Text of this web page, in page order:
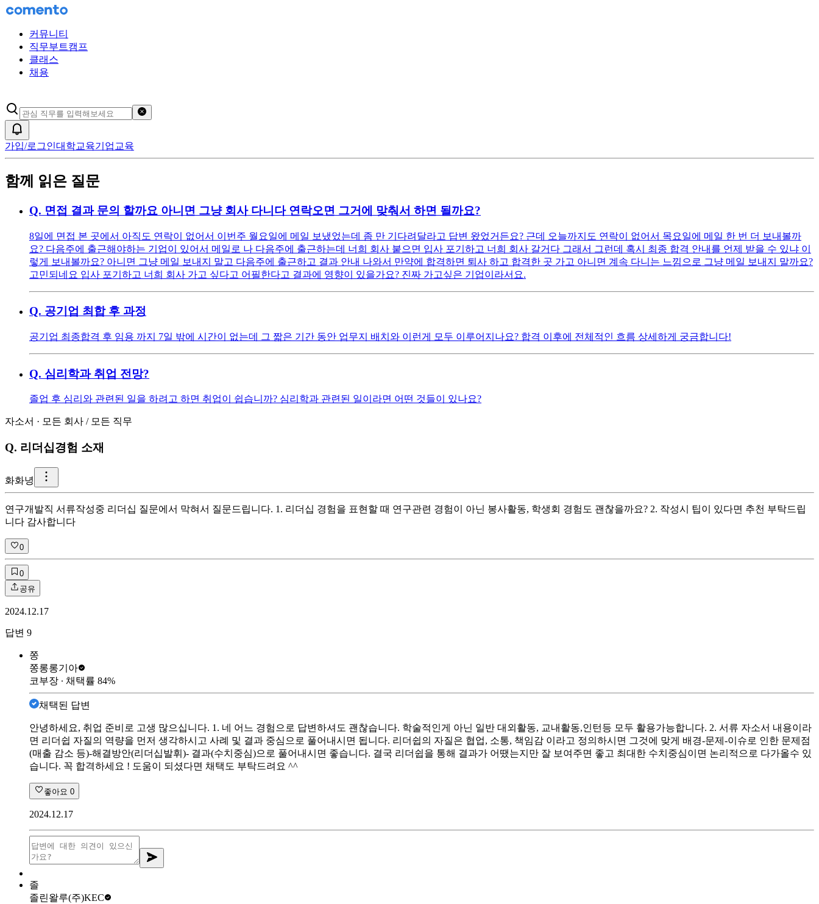
커뮤니티
직무부트캠프
클래스
채용
가입/로그인대학교육기업교육
함께 읽은 질문
Q. 면접 결과 문의 할까요 아니면 그냥 회사 다니다 연락오면 그거에 맞춰서 하면 될까요?
8일에 면접 본 곳에서 아직도 연락이 없어서 이번주 월요일에 메일 보냈었는데 좀 만 기다려달라고 답변 왔었거든요? 근데 오늘까지도 연락이 없어서 목요일에 메일 한 번 더 보내볼까
요? 다음주에 출근해야하는 기업이 있어서 메일로 나 다음주에 출근하는데 너희 회사 붙으면 입사 포기하고 너희 회사 갈거다 그래서 그런데 혹시 최종 합격 안내를 언제 받을 수 있냐 이
렇게 보내볼까요? 아니면 그냥 메일 보내지 말고 다음주에 출근하고 결과 안내 나와서 만약에 합격하면 퇴사 하고 합격한 곳 가고 아니면 계속 다니는 느낌으로 그냥 메일 보내지 말까요?
고민되네요 입사 포기하고 너희 회사 가고 싶다고 어필한다고 결과에 영향이 있을가요? 진짜 가고싶은 기업이라서요.
Q. 공기업 최합 후 과정
공기업 최종합격 후 임용 까지 7일 밖에 시간이 없는데 그 짧은 기간 동안 업무지 배치와 이런게 모두 이루어지나요? 합격 이후에 전체적인 흐름 상세하게 궁금합니다!
Q. 심리학과 취업 전망?
졸업 후 심리와 관련된 일을 하려고 하면 취업이 쉽습니까? 심리학과 관련된 일이라면 어떤 것들이 있나요?
자소서 · 모든 회사 / 모든 직무
Q. 리더십경험 소재
화화녕
연구개발직 서류작성중 리더십 질문에서 막혀서 질문드립니다. 1. 리더십 경험을 표현할 때 연구관련 경험이 아닌 봉사활동, 학생회 경험도 괜찮을까요? 2. 작성시 팁이 있다면 추천 부탁드립
니다 감사합니다
0
0
공유
2024.12.17
답변 9
쫑
쫑롱롱기아
코부장 ∙ 채택률 84%
채택된 답변
안녕하세요, 취업 준비로 고생 많으십니다. 1. 네 어느 경험으로 답변하셔도 괜찮습니다. 학술적인게 아닌 일반 대외활동, 교내활동,인턴등 모두 활용가능합니다. 2. 서류 자소서 내용이라
면 리더쉽 자질의 역량을 먼저 생각하시고 사례 및 결과 중심으로 풀어내시면 됩니다. 리더쉽의 자질은 협업, 소통, 책임감 이라고 정의하시면 그것에 맞게 배경-문제-이슈로 인한 문제점
(매출 감소 등)-해결방안(리더십발휘)- 결과(수치중심)으로 풀어내시면 좋습니다. 결국 리더쉽을 통해 결과가 어땠는지만 잘 보여주면 좋고 최대한 수치중심이면 논리적으로 다가올수 있
습니다. 꼭 합격하세요 ! 도움이 되셨다면 채택도 부탁드려요 ^^
좋아요 0
2024.12.17
졸
졸린왈루(주)KEC